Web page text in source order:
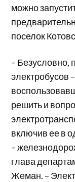
можно
поселок
– Безусловно,
электробусов
решить и
включив ее в
–
глава
Жеман. –